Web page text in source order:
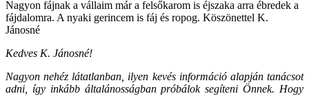
Nagyon fájnak a vállaim már a felsőkarom is éjszaka arra ébredek a
fájdalomra. A nyaki gerincem is fáj és ropog. Köszönettel K.
Jánosné
Kedves K. Jánosné!
Nagyon nehéz látatlanban, ilyen kevés információ alapján tanácsot
adni, így inkább általánosságban próbálok segíteni Önnek. Hogy